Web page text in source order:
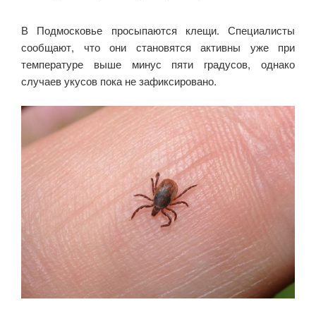
В Подмосковье просыпаются клещи. Специалисты
сообщают, что они становятся активны уже при
температуре выше минус пяти градусов, однако
случаев укусов пока не зафиксировано.